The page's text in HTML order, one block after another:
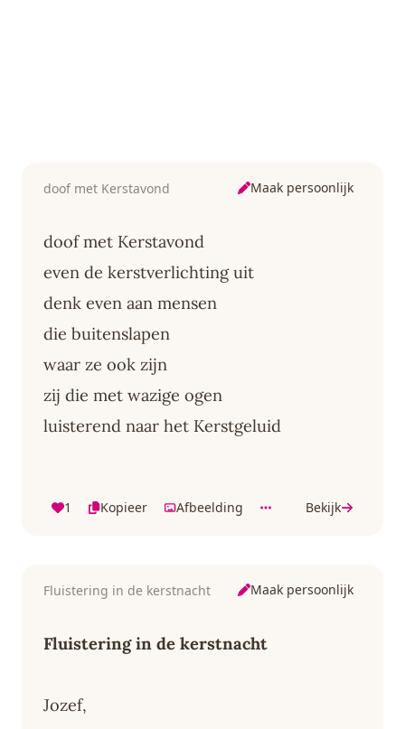
doof met Kerstavond Maak persoonlijk
doof met Kerstavond
even de kerstverlichting uit
denk even aan mensen
die buitenslapen
waar ze ook zijn
zij die met wazige ogen
luisterend naar het Kerstgeluid
1 Kopieer Afbeelding Bekijk
Fluistering in de kerstnacht Maak persoonlijk
Fluistering in de kerstnacht
Jozef,